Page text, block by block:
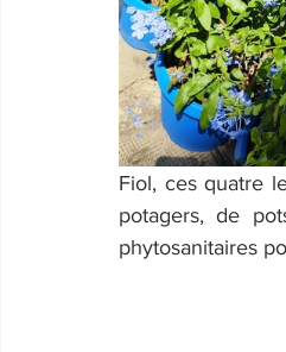
Fiol, ces quatre
potagers, de
phytosanitaires